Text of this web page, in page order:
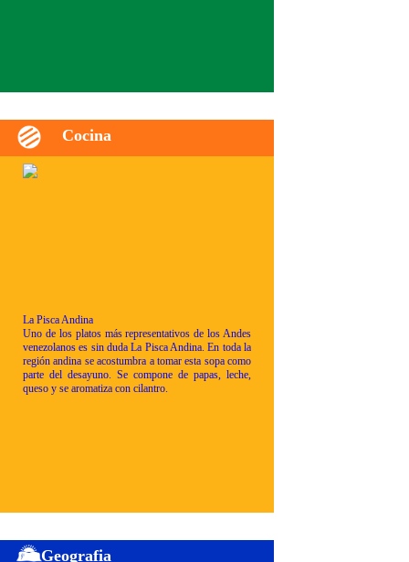
Cocina
La Pisca Andina
Uno de los platos más representativos de los Andes
venezolanos es sin duda La Pisca Andina. En toda la
región andina se acostumbra a tomar esta sopa como
parte del desayuno. Se compone de papas, leche,
queso y se aromatiza con cilantro.
Geografia